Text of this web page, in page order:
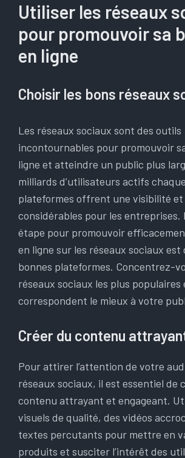
Utiliser les réseaux
pour promouvoir sa
en ligne
Choisir les bons réseaux
Les réseaux sociaux sont des outils
incontournables pour promouvoir
ligne et atteindre un public plus
milliards d’utilisateurs actifs
plateformes offrent une visibilité
considérables pour les entreprises.
étape pour promouvoir
en ligne sur les réseaux sociaux est
bonnes plateformes. Concentrez-
réseaux sociaux les plus populaires
correspondent le mieux à votre
Créer du contenu
Pour attirer l’attention de votre
réseaux sociaux, il est essentiel de
contenu attrayant et engageant.
visuels de qualité, des vidéos
textes percutants pour mettre en
produits et susciter l’intérêt des